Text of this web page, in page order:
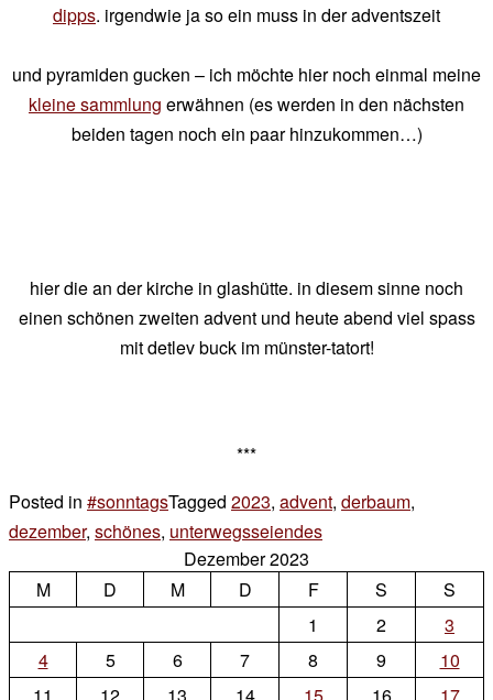
dipps. irgendwie ja so ein muss in der adventszeit
und pyramiden gucken – ich möchte hier noch einmal meine
kleine sammlung erwähnen (es werden in den nächsten
beiden tagen noch ein paar hinzukommen…)
hier die an der kirche in glashütte. in diesem sinne noch
einen schönen zweiten advent und heute abend viel spass
mit detlev buck im münster-tatort!
***
Posted in #sonntagsTagged 2023, advent, derbaum,
dezember, schönes, unterwegsseiendes
sonntags
Dezember 2023
M
D M D F S
S
1
2
3
4
5 6 7 8 9
10